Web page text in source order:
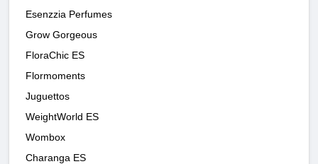
Esenzzia Perfumes
Grow Gorgeous
FloraChic ES
Flormoments
Juguettos
WeightWorld ES
Wombox
Charanga ES